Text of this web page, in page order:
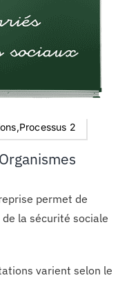
2
permet de
la sécurité sociale
varient selon le